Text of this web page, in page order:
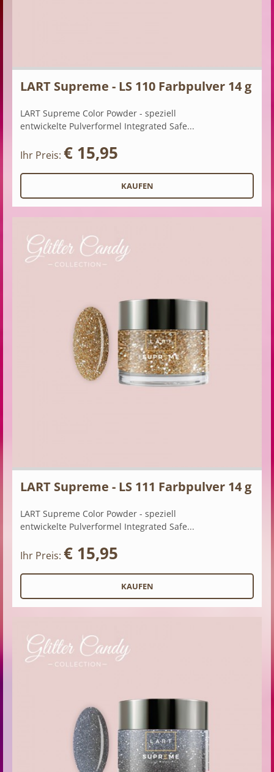
LART Supreme - LS 110 Farbpulver 14 g
LART Supreme Color Powder - speziell
entwickelte Pulverformel Integrated Safe...
Ihr Preis: € 15,95
LART Supreme - LS 111 Farbpulver 14 g
LART Supreme Color Powder - speziell
entwickelte Pulverformel Integrated Safe...
Ihr Preis: € 15,95